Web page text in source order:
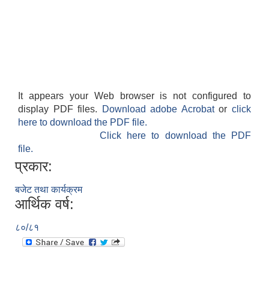
It appears your Web browser is not configured to
display PDF files.
Download adobe Acrobatorclick
here to download the PDF file.
Click here to download the PDF
file.
प्रकार:
बजेट तथा कार्यक्रम
आर्थिक वर्ष:
८०/८१